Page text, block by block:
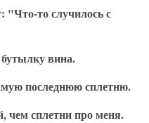
"Что-то случилось с
бутылку вина.
последнюю сплетню.
чем сплетни про меня.